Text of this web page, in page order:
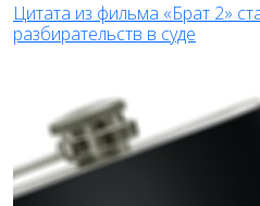
Цитата из фильма «Брат 2»
разбирательств в суде